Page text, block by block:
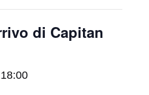
di Capitan
18:00